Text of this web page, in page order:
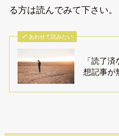
る方は読んでみて下さい。
あわせて読みたい
「読了
想記事が